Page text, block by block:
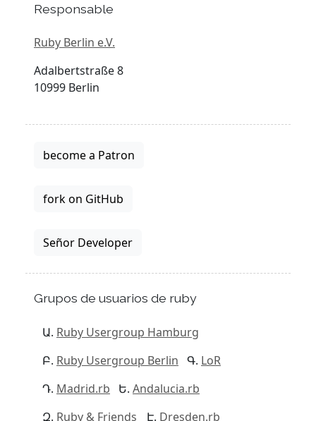
Responsable
Ruby Berlin e.V.
Adalbertstraße 8
10999 Berlin
become a Patron
fork on GitHub
Señor Developer
Grupos de usuarios de ruby
Ruby Usergroup Hamburg
Ruby Usergroup Berlin
LoR
Madrid.rb
Andalucia.rb
Ruby & Friends
Dresden.rb